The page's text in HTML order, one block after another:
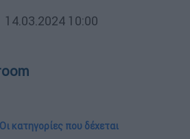
14.03.2024 10:00
κατηγορίες που δέχεται